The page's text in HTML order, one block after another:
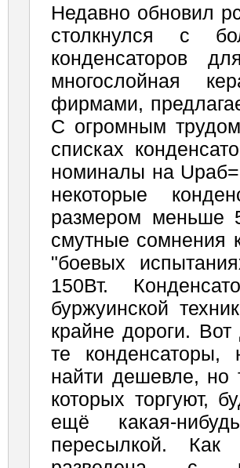
Недавно обновил
столкнулся с
конденсаторов
многослойная
фирмами,
С огромным
списках
номиналы на
некоторые
размером меньше
смутные сомнения
"боевых
150Вт.
буржуинской
крайне дороги.
те
найти дешевле, но
которых торгуют,
ещё какая-
пересылкой.